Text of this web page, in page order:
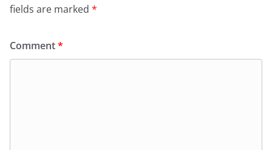
fields are marked *
Comment*